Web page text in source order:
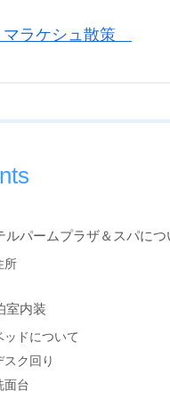
マラケシュ散策
ルパームプラザ＆スパにつ
所
室内装
ッドについて
スク回り
面台